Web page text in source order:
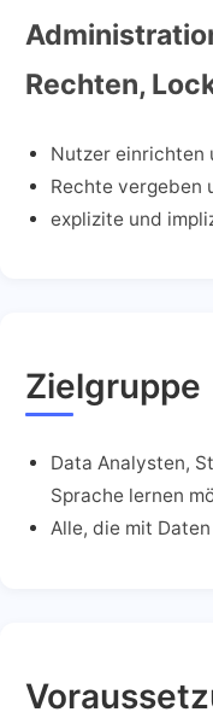
Rechten,
Nutzer einrichten
Rechte vergeben
explizite und
Zielgruppe
Data Analysten,
Sprache lernen
Alle, die mit